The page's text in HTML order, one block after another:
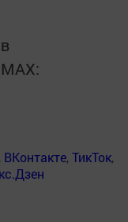
, ВКонтакте,ТикТок,